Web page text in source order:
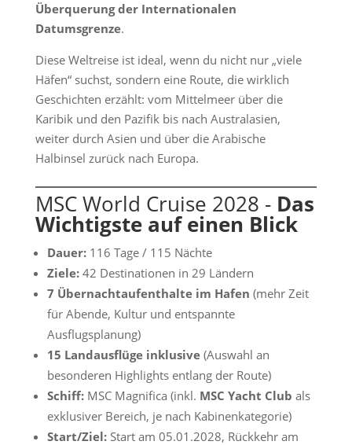
Überquerung der Internationalen
Datumsgrenze.
Diese Weltreise ist ideal, wenn du nicht nur „viele
Häfen“ suchst, sondern eine Route, die wirklich
Geschichten erzählt: vom Mittelmeer über die
Karibik und den Pazifik bis nach Australasien,
weiter durch Asien und über die Arabische
Halbinsel zurück nach Europa.
MSC World Cruise 2028 - Das
Wichtigste auf einen Blick
Dauer:116 Tage / 115 Nächte
Ziele:42 Destinationen in 29 Ländern
7 Übernachtaufenthalte im Hafen (mehr Zeit
für Abende, Kultur und entspannte
Ausflugsplanung)
15 Landausflüge inklusive(Auswahl an
besonderen Highlights entlang der Route)
Schiff:MSC Magnifica (inkl. MSC Yacht Club als
exklusiver Bereich, je nach Kabinenkategorie)
Start/Ziel:Start am 05.01.2028, Rückkehr am